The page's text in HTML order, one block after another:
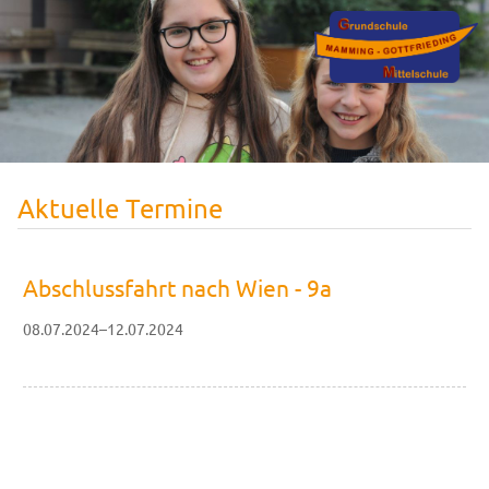
Aktuelle Termine
Abschlussfahrt nach Wien - 9a
08.07.2024–12.07.2024